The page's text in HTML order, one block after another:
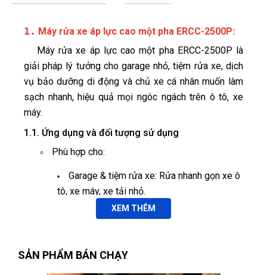
1. Máy rửa xe áp lực cao một pha ERCC-2500P:
Máy rửa xe áp lực cao một pha ERCC-2500P là
giải pháp lý tưởng cho garage nhỏ, tiệm rửa xe, dịch
vụ bảo dưỡng di động và chủ xe cá nhân muốn làm
sạch nhanh, hiệu quả mọi ngóc ngách trên ô tô, xe
máy.
1.1. Ứng dụng và đối tượng sử dụng
Phù hợp cho:
Garage & tiệm rửa xe: Rửa nhanh gọn xe ô
tô, xe máy, xe tải nhỏ.
Dịch vụ lưu động (Mobile Service): Di
chuyển dễ dàng theo xe, rửa xe tận nơi.
Cá nhân: Tự rửa xe tại nhà, làm sạch lưới tản
XEM THÊM
SẢN PHẨM BÁN CHẠY